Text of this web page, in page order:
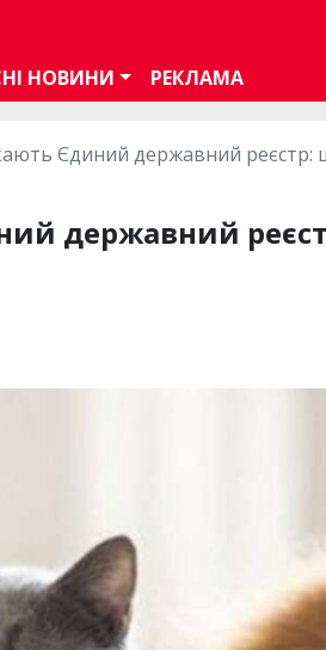
НОВИНИ РЕКЛАМА
Єдиний державний реєстр:
державний